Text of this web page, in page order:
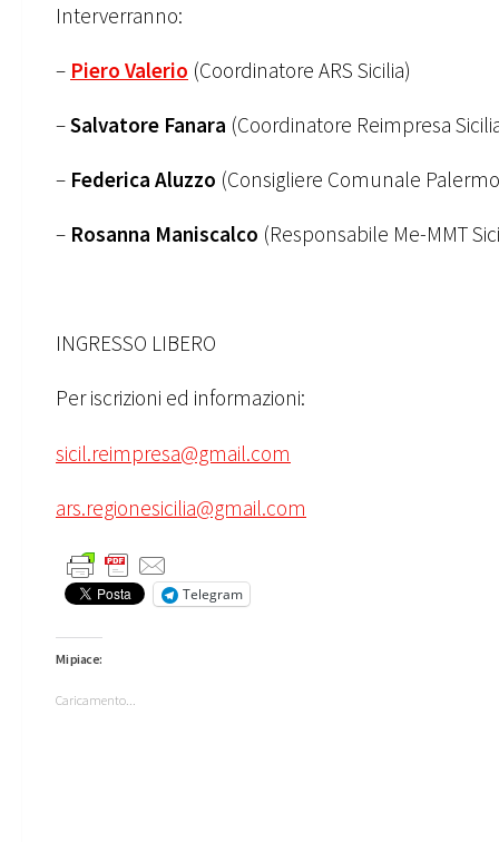
Interverranno:
– Piero Valerio (Coordinatore ARS Sicilia)
–Salvatore Fanara (Coordinatore Reimpresa
– Federica Aluzzo (Consigliere Comunale
– Rosanna Maniscalco (Responsabile Me-MMT
INGRESSO LIBERO
Per iscrizioni ed informazioni:
sicil.reimpresa@gmail.com
ars.regionesicilia@gmail.com
Telegram
Mi piace:
Caricamento...